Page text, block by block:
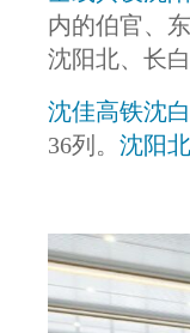
内的伯官、
沈阳北、长
沈佳高铁沈
36列。 沈阳